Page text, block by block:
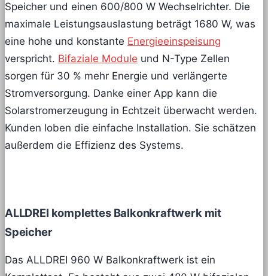
Speicher und einen 600/800 W Wechselrichter. Die
maximale Leistungsauslastung beträgt 1680 W, was
eine hohe und konstante Energieeinspeisung
verspricht. Bifaziale Module und N-Type Zellen
sorgen für 30 % mehr Energie und verlängerte
Stromversorgung. Danke einer App kann die
Solarstromerzeugung in Echtzeit überwacht werden.
Kunden loben die einfache Installation. Sie schätzen
außerdem die Effizienz des Systems.
ALLDREI komplettes Balkonkraftwerk mit
Speicher
Das ALLDREI 960 W Balkonkraftwerk ist ein